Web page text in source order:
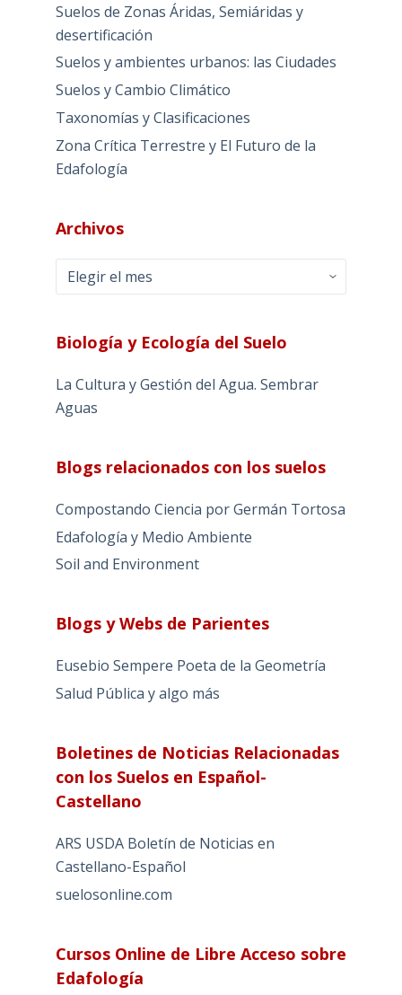
Suelos de Zonas Áridas, Semiáridas y
desertificación
Suelos y ambientes urbanos: las Ciudades
Suelos y Cambio Climático
Taxonomías y Clasificaciones
Zona Crítica Terrestre y El Futuro de la
Edafología
Archivos
Archivos
Biología y Ecología del Suelo
La Cultura y Gestión del Agua. Sembrar
Aguas
Blogs relacionados con los suelos
Compostando Ciencia por Germán Tortosa
Edafología y Medio Ambiente
Soil and Environment
Blogs y Webs de Parientes
Eusebio Sempere Poeta de la Geometría
Salud Pública y algo más
Boletines de Noticias Relacionadas
con los Suelos en Español-
Castellano
ARS USDA Boletín de Noticias en
Castellano-Español
suelosonline.com
Cursos Online de Libre Acceso sobre
Edafología